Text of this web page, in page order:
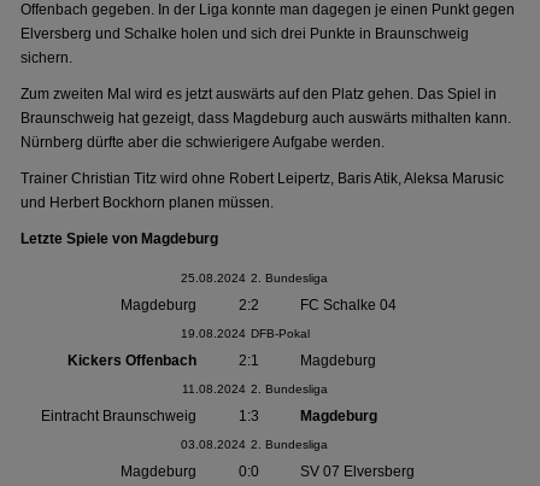
Offenbach gegeben. In der Liga konnte man dagegen je einen Punkt gegen
Elversberg und Schalke holen und sich drei Punkte in Braunschweig
sichern.
Zum zweiten Mal wird es jetzt auswärts auf den Platz gehen. Das Spiel in
Braunschweig hat gezeigt, dass Magdeburg auch auswärts mithalten kann.
Nürnberg dürfte aber die schwierigere Aufgabe werden.
Trainer Christian Titz wird ohne Robert Leipertz, Baris Atik, Aleksa Marusic
und Herbert Bockhorn planen müssen.
Letzte Spiele von Magdeburg
25.08.2024 2. Bundesliga
Magdeburg 2:2 FC Schalke 04
19.08.2024 DFB-Pokal
Kickers Offenbach 2:1 Magdeburg
11.08.2024 2. Bundesliga
Eintracht Braunschweig 1:3 Magdeburg
03.08.2024 2. Bundesliga
Magdeburg 0:0 SV 07 Elversberg